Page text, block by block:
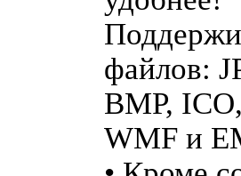
файлов:
BMP,
WMF и